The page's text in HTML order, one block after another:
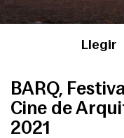
Llegir
BARQ,
Cine de
2021